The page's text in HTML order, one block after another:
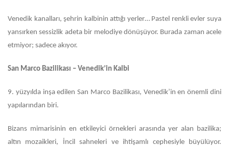
Venedik kanalları, şehrin kalbinin attığı yerler… Pastel renkli evler suya
yansırken sessizlik adeta bir melodiye dönüşüyor. Burada zaman acele
etmiyor; sadece akıyor.
San Marco Bazilikası – Venedik’in Kalbi
9. yüzyılda inşa edilen San Marco Bazilikası, Venedik’in en önemli dini
yapılarından biri.
Bizans mimarisinin en etkileyici örnekleri arasında yer alan bazilika;
altın mozaikleri, İncil sahneleri ve ihtişamlı cephesiyle büyülüyor.